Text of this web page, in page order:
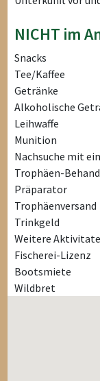
NICHT im
Snacks
Tee/Kaffee
Getränke
Alkoholische
Leihwaffe
Munition
Nachsuche mit
Trophäen-
Präparator
Trophäenversand
Trinkgeld
Weitere
Fischerei-Lizenz
Bootsmiete
Wildbret